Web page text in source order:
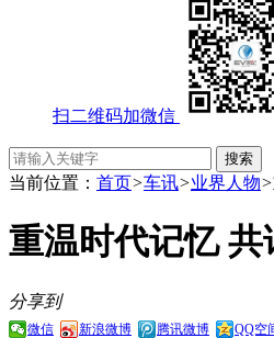
扫二维码加微信
当前位置： 首页>车讯>业界人物>
重温时代记忆
分享到
微信 新浪微博 腾讯微博 QQ空